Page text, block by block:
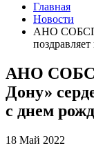
Главная
Новости
АНО
АНО
Дону»
с днем
18 Май 2022